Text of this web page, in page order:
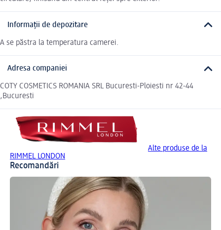
Informații de depozitare
A se păstra la temperatura camerei.
Adresa companiei
COTY COSMETICS ROMANIA SRL Bucuresti-Ploiesti nr 42-44
,Bucuresti
Alte produse de la
RIMMEL LONDON
Recomandări